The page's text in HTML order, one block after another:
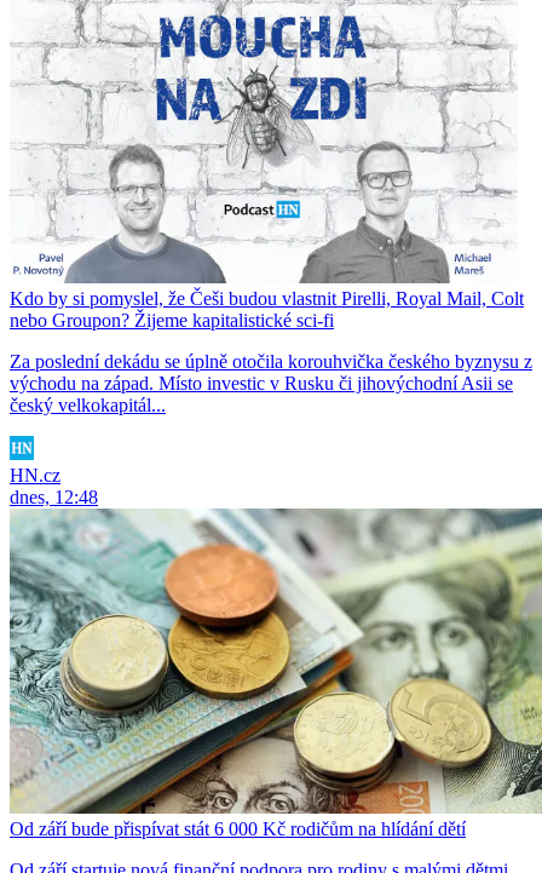
Kdo by si pomyslel, že Češi budou vlastnit Pirelli, Royal Mail, Colt
nebo Groupon? Žijeme kapitalistické sci-fi
Za poslední dekádu se úplně otočila korouhvička českého byznysu z
východu na západ. Místo investic v Rusku či jihovýchodní Asii se
český velkokapitál...
HN.cz
dnes, 12:48
Od září bude přispívat stát 6 000 Kč rodičům na hlídání dětí